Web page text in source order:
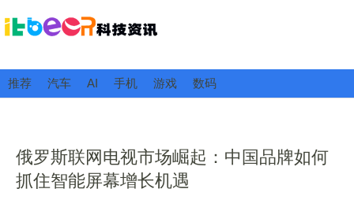
推荐 汽车 AI 手机 游戏 数码
俄罗斯联网电视市场崛起：中国品牌如何
抓住智能屏幕增长机遇